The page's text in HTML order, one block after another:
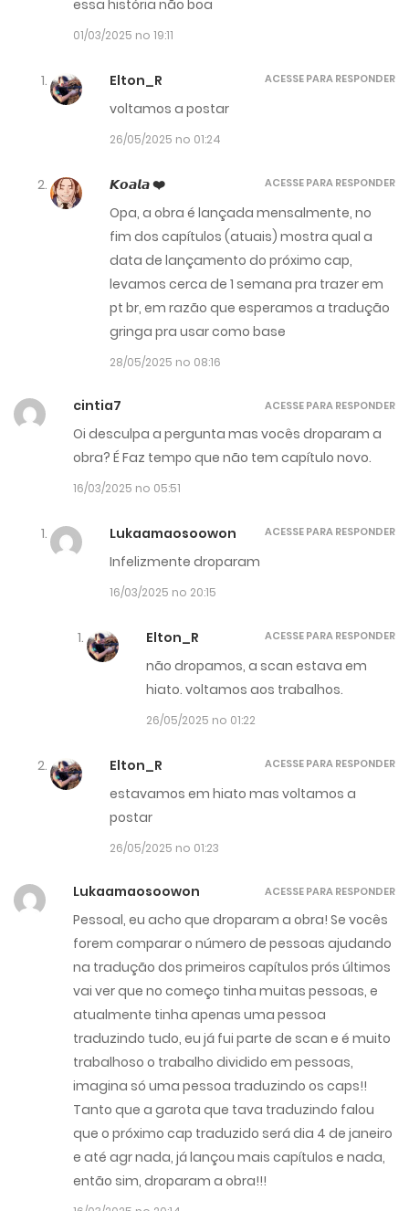
essa história não boa
01/03/2025 no 19:11
Elton_R
voltamos a postar
26/05/2025 no 01:24
ACESSE PARA RESPONDER
𝙆𝙤𝙖𝙡𝙖 ❤️
Opa, a obra é lançada mensalmente, no
fim dos capítulos (atuais) mostra qual a
data de lançamento do próximo cap,
levamos cerca de 1 semana pra trazer em
pt br, em razão que esperamos a tradução
gringa pra usar como base
28/05/2025 no 08:16
ACESSE PARA RESPONDER
cintia7
Oi desculpa a pergunta mas vocês droparam a
obra? É Faz tempo que não tem capítulo novo.
16/03/2025 no 05:51
ACESSE PARA RESPONDER
Lukaamaosoowon
Infelizmente droparam
16/03/2025 no 20:15
ACESSE PARA RESPONDER
Elton_R
não dropamos, a scan estava em
hiato. voltamos aos trabalhos.
26/05/2025 no 01:22
ACESSE PARA RESPONDER
Elton_R
estavamos em hiato mas voltamos a
postar
26/05/2025 no 01:23
ACESSE PARA RESPONDER
Lukaamaosoowon
Pessoal, eu acho que droparam a obra! Se vocês
forem comparar o número de pessoas ajudando
na tradução dos primeiros capítulos prós últimos
vai ver que no começo tinha muitas pessoas, e
atualmente tinha apenas uma pessoa
traduzindo tudo, eu já fui parte de scan e é muito
trabalhoso o trabalho dividido em pessoas,
imagina só uma pessoa traduzindo os caps!!
Tanto que a garota que tava traduzindo falou
que o próximo cap traduzido será dia 4 de janeiro
e até agr nada, já lançou mais capítulos e nada,
então sim, droparam a obra!!!
ACESSE PARA RESPONDER